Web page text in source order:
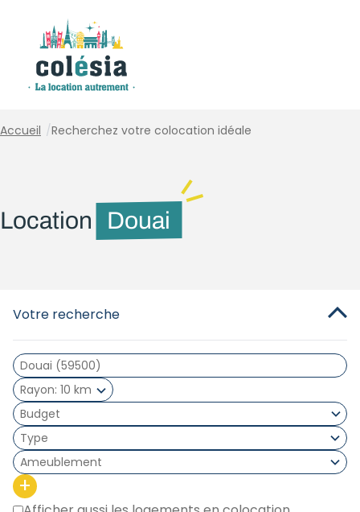
Accueil /Recherchez votre colocation idéale
Location Douai
Votre recherche
Rayon 10 km
Type
Ameublement
+